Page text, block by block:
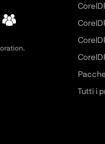
Tutti i